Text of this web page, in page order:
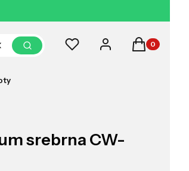
Szukaj
Ulubione Zaloguj sięProdukty w
Koszyk
srebrna CW-